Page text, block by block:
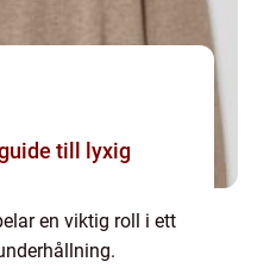
till lyxig
en viktig roll i ett